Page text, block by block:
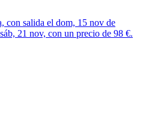
con salida el dom, 15 nov de
21 nov, con un precio de 98 €.